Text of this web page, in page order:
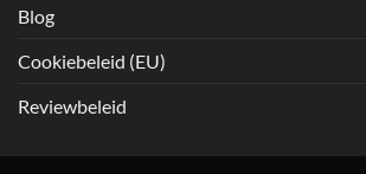
Blog
Cookiebeleid (EU)
Reviewbeleid